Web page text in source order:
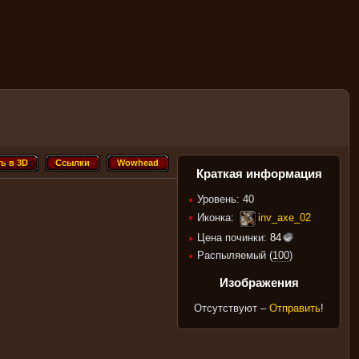
Краткая информация
Уровень: 40
Иконка:
inv_axe_02
Цена починки: 84
Распыляемый (100)
Изображения
Отсутствуют – Отправить!
Wowhead
Wowhead
Ссылки
Ссылки
в 3D
в 3D